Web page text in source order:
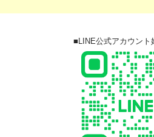
■LINE公式アカウント